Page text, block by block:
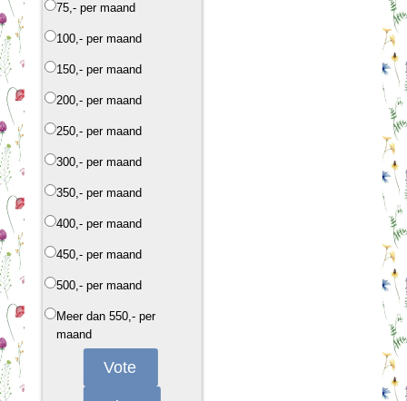
75,- per maand
100,- per maand
150,- per maand
200,- per maand
250,- per maand
300,- per maand
350,- per maand
400,- per maand
450,- per maand
500,- per maand
Meer dan 550,- per
maand